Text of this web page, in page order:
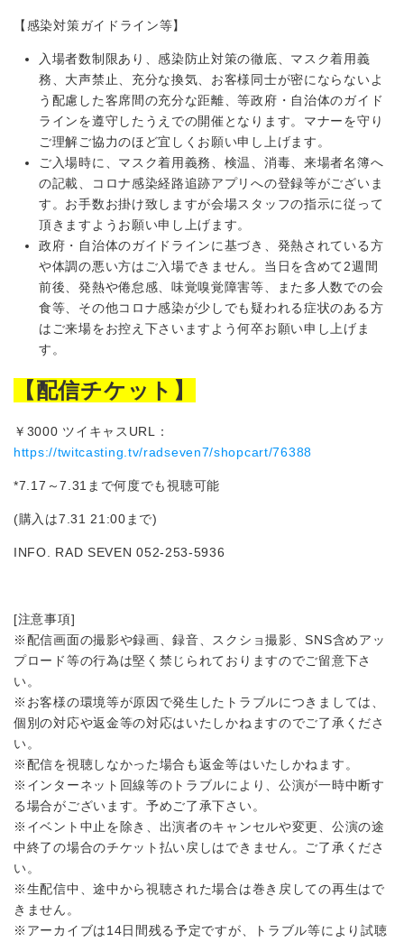
【感染対策ガイドライン等】
入場者数制限あり、感染防止対策の徹底、マスク着用義
務、大声禁止、充分な換気、お客様同士が密にならないよ
う配慮した客席間の充分な距離、等政府・自治体のガイド
ラインを遵守したうえでの開催となります。マナーを守り
ご理解ご協力のほど宜しくお願い申し上げます。
ご入場時に、マスク着用義務、検温、消毒、来場者名簿へ
の記載、コロナ感染経路追跡アプリへの登録等がございま
す。お手数お掛け致しますが会場スタッフの指示に従って
頂きますようお願い申し上げます。
政府・自治体のガイドラインに基づき、発熱されている方
や体調の悪い方はご入場できません。当日を含めて2週間
前後、発熱や倦怠感、味覚嗅覚障害等、また多人数での会
食等、その他コロナ感染が少しでも疑われる症状のある方
はご来場をお控え下さいますよう何卒お願い申し上げま
す。
【配信チケット】
￥3000 ツイキャスURL：
https://twitcasting.tv/radseven7/shopcart/76388
*7.17～7.31まで何度でも視聴可能
(購入は7.31 21:00まで)
INFO. RAD SEVEN 052-253-5936
[注意事項]
※配信画面の撮影や録画、録音、スクショ撮影、SNS含めアッ
プロード等の行為は堅く禁じられておりますのでご留意下さ
い。
※お客様の環境等が原因で発生したトラブルにつきましては、
個別の対応や返金等の対応はいたしかねますのでご了承くださ
い。
※配信を視聴しなかった場合も返金等はいたしかねます。
※インターネット回線等のトラブルにより、公演が一時中断す
る場合がございます。予めご了承下さい。
※イベント中止を除き、出演者のキャンセルや変更、公演の途
中終了の場合のチケット払い戻しはできません。ご了承くださ
い。
※生配信中、途中から視聴された場合は巻き戻しての再生はで
きません。
※アーカイブは14日間残る予定ですが、トラブル等により試聴